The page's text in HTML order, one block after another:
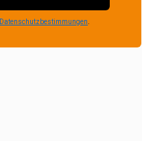
Datenschutzbestimmungen